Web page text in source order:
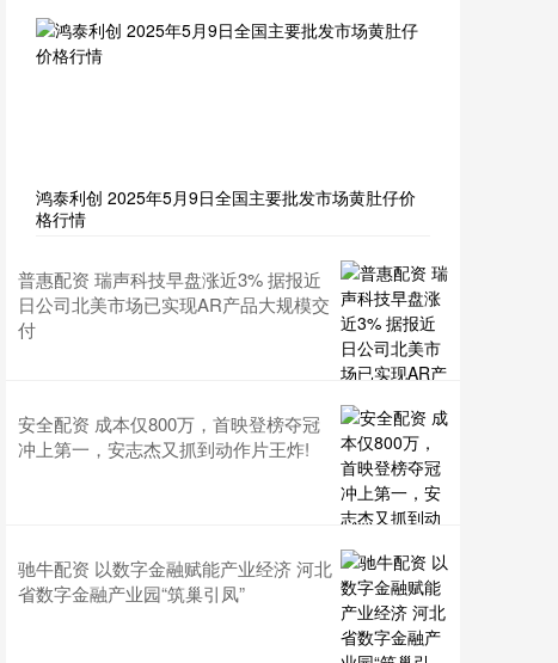
鸿泰利创 2025年5月9日全国主要批发市场黄肚仔价
格行情
普惠配资 瑞声科技早盘涨近3% 据报近
日公司北美市场已实现AR产品大规模交
付
安全配资 成本仅800万，首映登榜夺冠
冲上第一，安志杰又抓到动作片王炸!
驰牛配资 以数字金融赋能产业经济 河北
省数字金融产业园“筑巢引凤”